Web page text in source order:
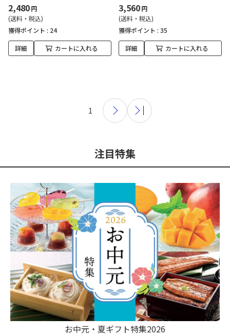
2,480円
(送料・税込)
獲得ポイント : 24
詳細 カートに入れる
3,560円
(送料・税込)
獲得ポイント : 35
詳細 カートに入れる
1
注目特集
お中元・夏ギフト特集2026